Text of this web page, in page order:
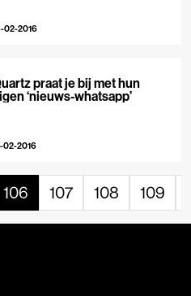
02-2016
praat je bij met hun
‘nieuws-whatsapp’
02-2016
106 107 108 109